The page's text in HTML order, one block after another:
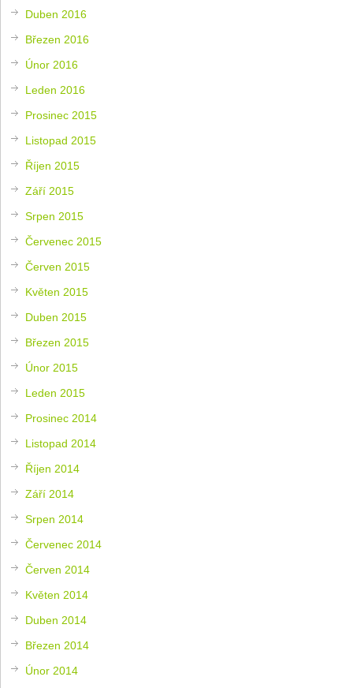
Duben 2016
Březen 2016
Únor 2016
Leden 2016
Prosinec 2015
Listopad 2015
Říjen 2015
Září 2015
Srpen 2015
Červenec 2015
Červen 2015
Květen 2015
Duben 2015
Březen 2015
Únor 2015
Leden 2015
Prosinec 2014
Listopad 2014
Říjen 2014
Září 2014
Srpen 2014
Červenec 2014
Červen 2014
Květen 2014
Duben 2014
Březen 2014
Únor 2014